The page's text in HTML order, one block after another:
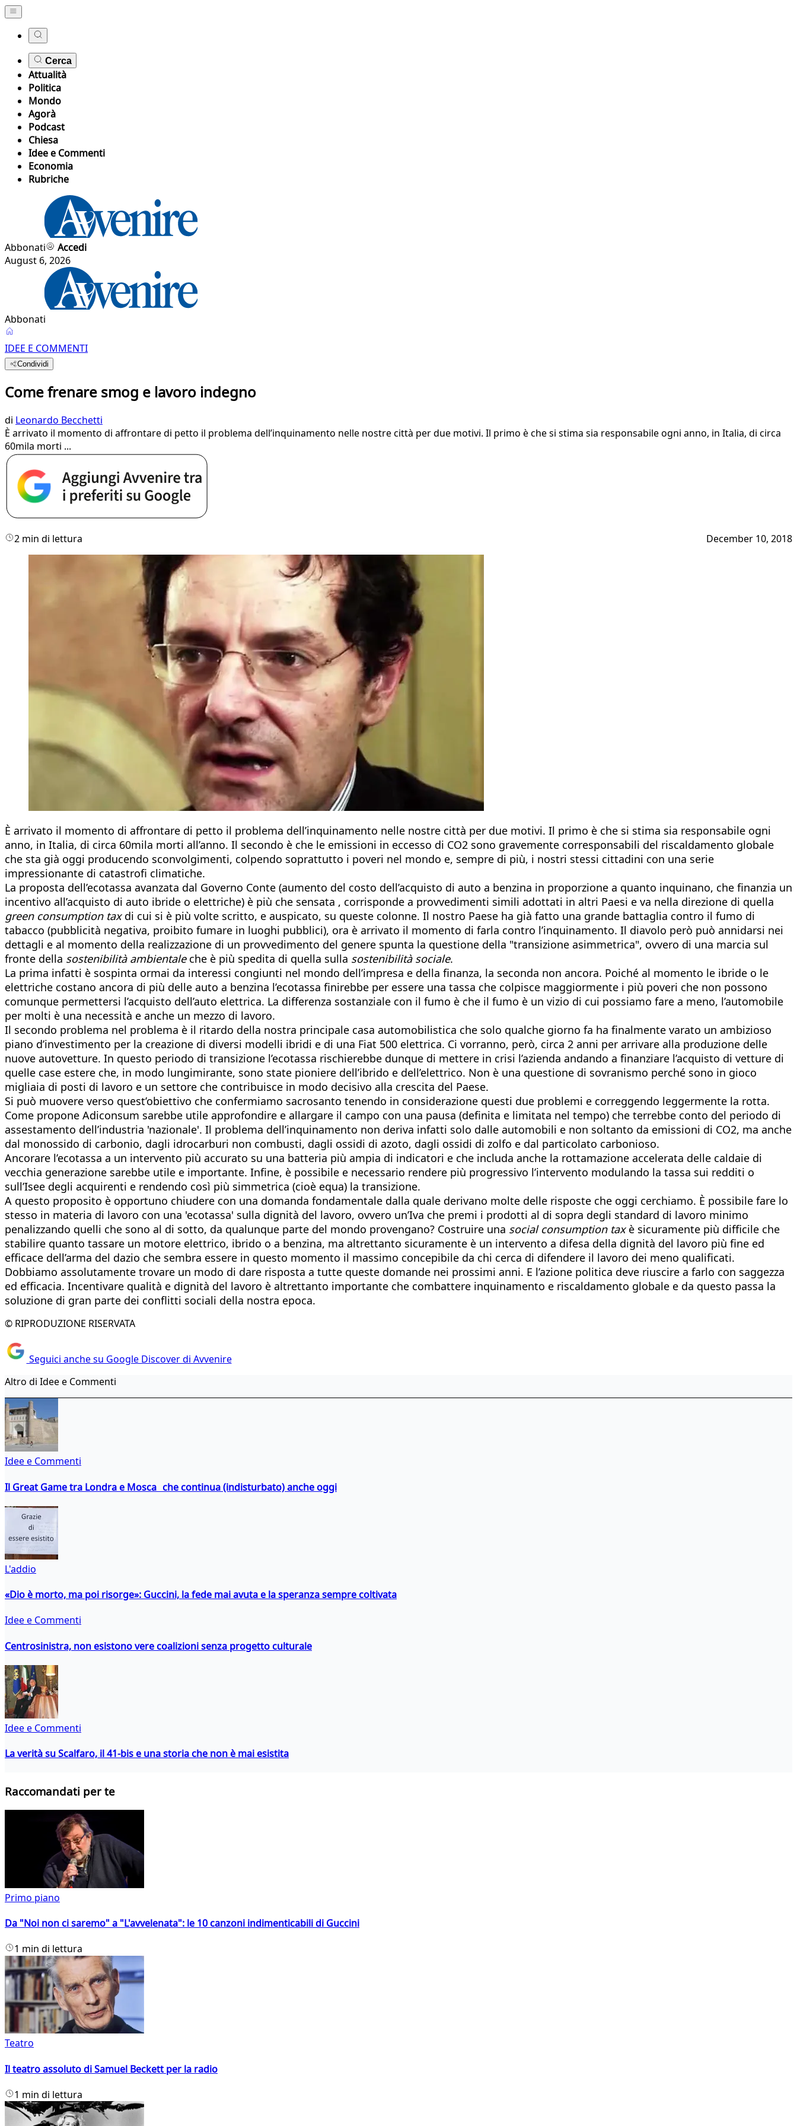
Cerca
Attualità
Politica
Mondo
Agorà
Podcast
Chiesa
Idee e Commenti
Economia
Rubriche
Abbonati
Accedi
August 6, 2026
Abbonati
IDEE E COMMENTI
Condividi
Come frenare smog e lavoro indegno
di Leonardo Becchetti
È arrivato il momento di affrontare di petto il problema dell’inquinamento nelle nostre città per due motivi. Il primo è che si stima sia responsabile ogni anno, in Italia, di circa
60mila morti ...
2 min di lettura December 10, 2018
È arrivato il momento di affrontare di petto il problema dell’inquinamento nelle nostre città per due motivi. Il primo è che si stima sia responsabile ogni
anno, in Italia, di circa 60mila morti all’anno. Il secondo è che le emissioni in eccesso di CO2 sono gravemente corresponsabili del riscaldamento globale
che sta già oggi producendo sconvolgimenti, colpendo soprattutto i poveri nel mondo e, sempre di più, i nostri stessi cittadini con una serie
impressionante di catastrofi climatiche.
La proposta dell’ecotassa avanzata dal Governo Conte (aumento del costo dell’acquisto di auto a benzina in proporzione a quanto inquinano, che finanzia un
incentivo all’acquisto di auto ibride o elettriche) è più che sensata , corrisponde a provvedimenti simili adottati in altri Paesi e va nella direzione di quella
green consumption taxdi cui si è più volte scritto, e auspicato, su queste colonne. Il nostro Paese ha già fatto una grande battaglia contro il fumo di
tabacco (pubblicità negativa, proibito fumare in luoghi pubblici), ora è arrivato il momento di farla contro l’inquinamento. Il diavolo però può annidarsi nei
dettagli e al momento della realizzazione di un provvedimento del genere spunta la questione della "transizione asimmetrica", ovvero di una marcia sul
fronte della sostenibilità ambientaleche è più spedita di quella sulla sostenibilità sociale.
La prima infatti è sospinta ormai da interessi congiunti nel mondo dell’impresa e della finanza, la seconda non ancora. Poiché al momento le ibride o le
elettriche costano ancora di più delle auto a benzina l’ecotassa finirebbe per essere una tassa che colpisce maggiormente i più poveri che non possono
comunque permettersi l’acquisto dell’auto elettrica. La differenza sostanziale con il fumo è che il fumo è un vizio di cui possiamo fare a meno, l’automobile
per molti è una necessità e anche un mezzo di lavoro.
Il secondo problema nel problema è il ritardo della nostra principale casa automobilistica che solo qualche giorno fa ha finalmente varato un ambizioso
piano d’investimento per la creazione di diversi modelli ibridi e di una Fiat 500 elettrica. Ci vorranno, però, circa 2 anni per arrivare alla produzione delle
nuove autovetture. In questo periodo di transizione l’ecotassa rischierebbe dunque di mettere in crisi l’azienda andando a finanziare l’acquisto di vetture di
quelle case estere che, in modo lungimirante, sono state pioniere dell’ibrido e dell’elettrico. Non è una questione di sovranismo perché sono in gioco
migliaia di posti di lavoro e un settore che contribuisce in modo decisivo alla crescita del Paese.
Si può muovere verso quest’obiettivo che confermiamo sacrosanto tenendo in considerazione questi due problemi e correggendo leggermente la rotta.
Come propone Adiconsum sarebbe utile approfondire e allargare il campo con una pausa (definita e limitata nel tempo) che terrebbe conto del periodo di
assestamento dell’industria 'nazionale'. Il problema dell’inquinamento non deriva infatti solo dalle automobili e non soltanto da emissioni di CO2, ma anche
dal monossido di carbonio, dagli idrocarburi non combusti, dagli ossidi di azoto, dagli ossidi di zolfo e dal particolato carbonioso.
Ancorare l’ecotassa a un intervento più accurato su una batteria più ampia di indicatori e che includa anche la rottamazione accelerata delle caldaie di
vecchia generazione sarebbe utile e importante. Infine, è possibile e necessario rendere più progressivo l’intervento modulando la tassa sui redditi o
sull’Isee degli acquirenti e rendendo così più simmetrica (cioè equa) la transizione.
A questo proposito è opportuno chiudere con una domanda fondamentale dalla quale derivano molte delle risposte che oggi cerchiamo. È possibile fare lo
stesso in materia di lavoro con una 'ecotassa' sulla dignità del lavoro, ovvero un’Iva che premi i prodotti al di sopra degli standard di lavoro minimo
penalizzando quelli che sono al di sotto, da qualunque parte del mondo provengano? Costruire una social consumption taxè sicuramente più difficile che
stabilire quanto tassare un motore elettrico, ibrido o a benzina, ma altrettanto sicuramente è un intervento a difesa della dignità del lavoro più fine ed
efficace dell’arma del dazio che sembra essere in questo momento il massimo concepibile da chi cerca di difendere il lavoro dei meno qualificati.
Dobbiamo assolutamente trovare un modo di dare risposta a tutte queste domande nei prossimi anni. E l’azione politica deve riuscire a farlo con saggezza
ed efficacia. Incentivare qualità e dignità del lavoro è altrettanto importante che combattere inquinamento e riscaldamento globale e da questo passa la
soluzione di gran parte dei conflitti sociali della nostra epoca.
© RIPRODUZIONE RISERVATA
Seguici anche su Google Discover di Avvenire
Altro di Idee e Commenti
Idee e Commenti
Il Great Game tra Londra e Mosca che continua (indisturbato) anche oggi
L'addio
«Dio è morto, ma poi risorge»: Guccini, la fede mai avuta e la speranza sempre coltivata
Idee e Commenti
Centrosinistra, non esistono vere coalizioni senza progetto culturale
Idee e Commenti
La verità su Scalfaro, il 41-bis e una storia che non è mai esistita
Raccomandati per te
Primo piano
Da "Noi non ci saremo" a "L'avvelenata": le 10 canzoni indimenticabili di Guccini
1 min di lettura
Teatro
Il teatro assoluto di Samuel Beckett per la radio
1 min di lettura